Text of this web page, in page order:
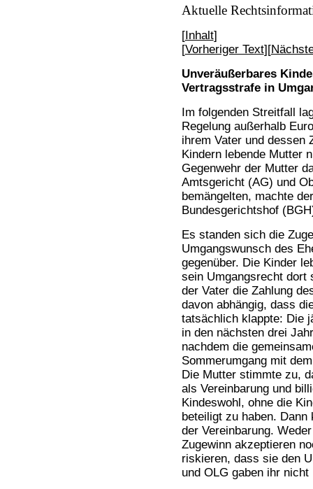
Aktuelle
[Inhalt]
[Vorheriger Text][
Unveräußerbares
Vertragsstrafe in
Im folgenden Streitfall
Regelung außerhalb
ihrem Vater und dessen
Kindern lebende Mutter
Gegenwehr der Mutter
Amtsgericht (AG) und
bemängelten, machte
Bundesgerichtshof
Es standen sich die
Umgangswunsch des
gegenüber. Die Kinder
sein Umgangsrecht dort
der Vater die Zahlung
davon abhängig, dass
tatsächlich klappte: Die
in den nächsten drei
nachdem die
Sommerumgang mit
Die Mutter stimmte zu,
als Vereinbarung und
Kindeswohl, ohne die
beteiligt zu haben.
der Vereinbarung.
Zugewinn akzeptieren
riskieren, dass sie den
und OLG gaben ihr